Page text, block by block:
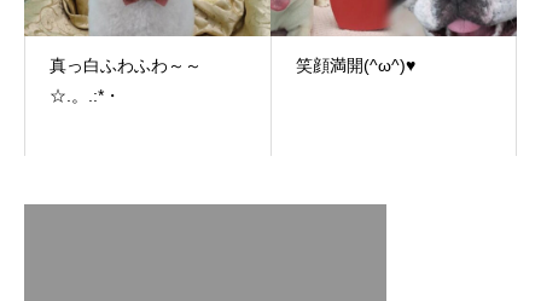
真っ白ふわふわ～～
☆.。.:*・
笑顔満開(^ω^)♥